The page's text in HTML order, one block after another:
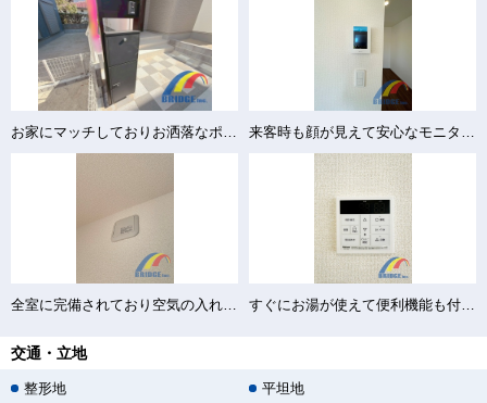
お家にマッチしておりお洒落なポスト 来客時も顔が見えて安心なモニター付きインターホン
全室に完備されており空気の入れ替えもバッチリ♪ すぐにお湯が使えて便利機能も付き給湯器♪
交通・立地
整形地
平坦地